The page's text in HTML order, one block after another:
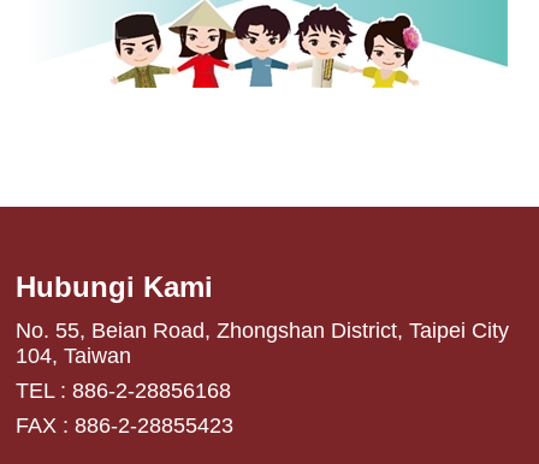
Hubungi Kami
No. 55, Beian Road, Zhongshan District, Taipei City
104, Taiwan
TEL : 886-2-28856168
FAX : 886-2-28855423